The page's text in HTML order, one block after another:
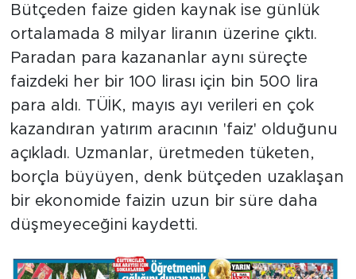
Bütçeden faize giden kaynak ise günlük
ortalamada 8 milyar liranın üzerine çıktı.
Paradan para kazananlar aynı süreçte
faizdeki her bir 100 lirası için bin 500 lira
para aldı. TÜİK, mayıs ayı verileri en çok
kazandıran yatırım aracının 'faiz' olduğunu
açıkladı. Uzmanlar, üretmeden tüketen,
borçla büyüyen, denk bütçeden uzaklaşan
bir ekonomide faizin uzun bir süre daha
düşmeyeceğini kaydetti.